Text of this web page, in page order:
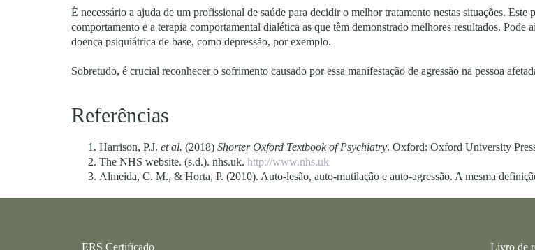
É necessário a ajuda de um profissional de saúde para decidir o melhor tratamento nestas situações.
comportamento e a terapia comportamental dialética as que têm demonstrado melhores resultados. Pode
doença psiquiátrica de base, como depressão, por exemplo.
Sobretudo, é crucial reconhecer o sofrimento causado por essa manifestação de agressão na pessoa
Referências
Harrison, P.J. et al. (2018) Shorter Oxford Textbook of Psychiatry. Oxford: Oxford University
The NHS website. (s.d.). nhs.uk. http://www.nhs.uk
Almeida, C. M., & Horta, P. (2010). Auto-lesão, auto-mutilação e auto-agressão. A mesma
ERS Certificado Livro de